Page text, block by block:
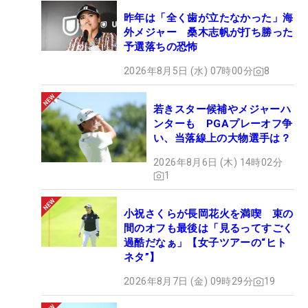
昨年は「全く歯が立たなかった」海
外メジャー 桑木志帆が打ち勝った
予選落ちの恐怖
2026年8月5日 (水) 07時00分 8
若きスター候補やメジャーハ
ンターも PGAプレーオフ争
い、当落線上の大物選手は？
2026年8月6日 (木) 14時02分
1
小祝さくらが長岡花火を満喫 束の
間のオフも最後は「見るってすごく
過酷だなぁ」【女子ツアーの“ヒト
ネタ”】
2026年8月7日 (金) 09時29分 19